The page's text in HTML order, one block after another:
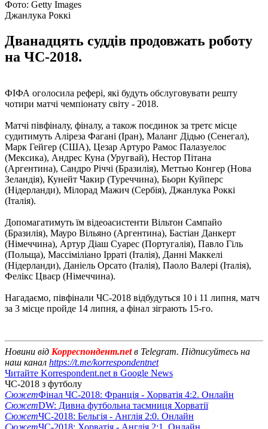
Фото: Getty Images
Джанлука Роккі
Дванадцять суддів продовжать роботу
на ЧС-2018.
ФІФА оголосила рефері, які будуть обслуговувати решту
чотири матчі чемпіонату світу - 2018.
Матчі півфіналу, фіналу, а також поєдинок за третє місце
судитимуть Аліреза Фагані (Іран), Маланг Дідью (Сенегал),
Марк Гейгер (США), Цезар Артуро Рамос Палазуелос
(Мексика), Андрес Куна (Уругвай), Нестор Пітана
(Аргентина), Сандро Річчі (Бразилія), Меттью Конгер (Нова
Зеландія), Кунейт Чакир (Туреччина), Бьорн Куйперс
(Нідерланди), Мілорад Мажич (Сербія), Джанлука Роккі
(Італія).
Допомагатимуть їм відеоасистенти Вільтон Сампайо
(Бразилія), Мауро Вільяно (Аргентина), Бастіан Данкерт
(Німеччина), Артур Діаш Суарес (Португалія), Павло Гіль
(Польща), Массіміліано Ірраті (Італія), Данні Маккелі
(Нідерланди), Даніель Орсато (Італія), Паоло Валері (Італія),
Фелікс Цваєр (Німеччина).
Нагадаємо, півфінали ЧС-2018 відбудуться 10 і 11 липня, матч
за 3 місце пройде 14 липня, а фінал зіграють 15-го.
Новини від Корреспондент.netв Telegram. Підписуйтесь на
наш канал https://t.me/korrespondentnet
Читайте Korrespondent.net в Google News
ЧС-2018 з футболу
СюжетФінал ЧС-2018: Франція - Хорватія 4:2. Онлайн
СюжетDW: Дивна футбольна таємниця Хорватії
СюжетЧС-2018: Бельгія - Англія 2:0. Онлайн
СюжетЧС-2018: Хорватія - Англія 2:1. Онлайн